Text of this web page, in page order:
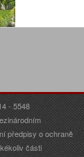
- 5548
předpisy o ochraně
části